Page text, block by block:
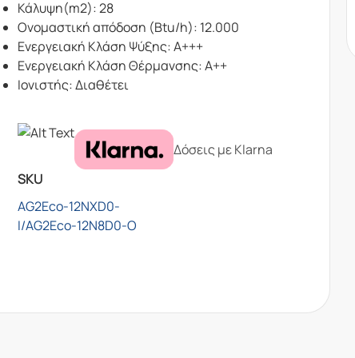
Κάλυψη(m2): 28
Ονομαστική απόδοση (Btu/h): 12.000
Ενεργειακή Κλάση Ψύξης: Α+++
Ενεργειακή Κλάση Θέρμανσης: Α++
Ιονιστής: Διαθέτει
Δόσεις με Klarna
SKU
AG2Eco-12NXD0-
I/AG2Eco-12N8D0-O